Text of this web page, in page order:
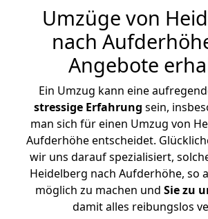
Umzüge von
nach
Angebote
Ein Umzug kann eine
stressige Erfahrung sein,
man sich für einen Umzug von
Aufderhöhe entscheidet.
wir uns darauf spezialisiert,
Heidelberg nach Aufderhöhe, so
möglich zu machen und Sie zu
damit alles reibungslos